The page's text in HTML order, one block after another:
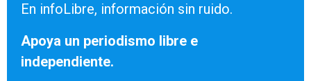
En infoLibre, información sin ruido.
Apoya un periodismo libre e
independiente.